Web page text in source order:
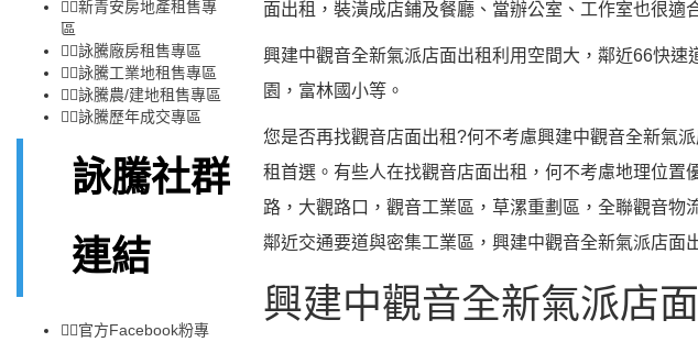
面出租，裝潢成店鋪及餐廳、當辦公室、工作室也很適
興建中觀音全新氣派店面出租利用空間大，鄰近66快速
園，富林國小等。
您是否再找觀音店面出租?何不考慮興建中觀音全新氣
租首選。有些人在找觀音店面出租，何不考慮地理位置
路，大觀路口，觀音工業區，草漯重劃區，全聯觀音
鄰近交通要道與密集工業區，興建中觀音全新氣派店面
興建中觀音全新氣派店
👉🏻新青安房地產租售專
區
👉🏻詠騰廠房租售專區
👉🏻詠騰工業地租售專區
👉🏻詠騰農/建地租售專區
👉🏻詠騰歷年成交專區
詠騰社群
連結
👉🏻官方Facebook粉專